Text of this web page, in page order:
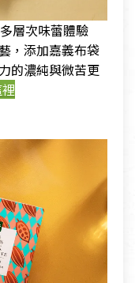
層次味蕾體驗
，添加嘉義布袋
的濃純與微苦更